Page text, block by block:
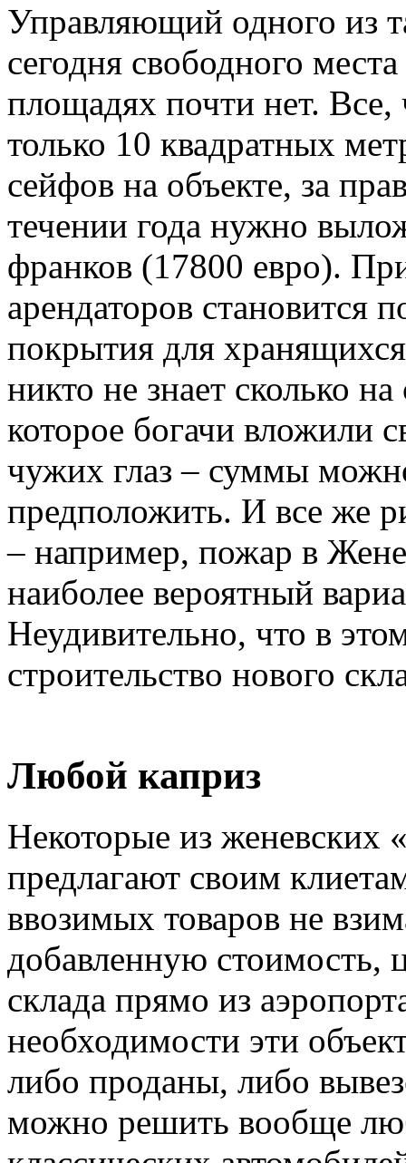
Управляющий одного из
сегодня свободного
площадях почти нет.
только 10 квадратных
сейфов на объекте, за
течении года нужно
франков (17800 евро).
арендаторов становится
покрытия для
никто не знает сколько
которое богачи вложили
чужих глаз – суммы
предположить. И все же
– например, пожар в
наиболее вероятный
Неудивительно, что в
строительство нового
Любой каприз
Некоторые из женевских
предлагают своим
ввозимых товаров не
добавленную стоимость,
склада прямо из
необходимости эти
либо проданы, либо
можно решить вообще